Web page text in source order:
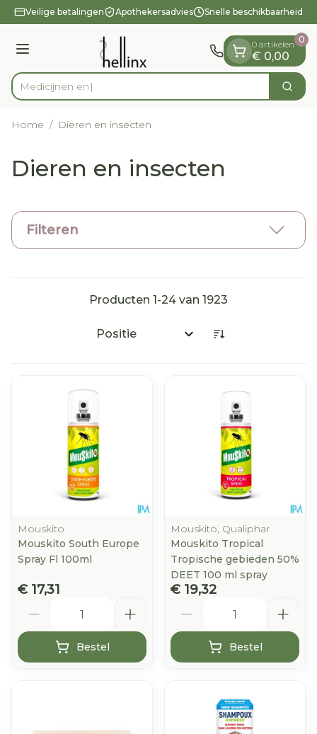
Ga naar de inhoud
1 van 1
Veilige betalingen Apothekersadvies Snelle beschikbaarheid
Menu
Product, merk, categorie... Zoek
0 artikelen
€ 0,00
0
Home / Dieren en insecten
Dieren en insecten
Filteren
Producten 1-24 van 1923
Sorteer op:
Mouskito
Mouskito South Europe
Spray Fl 100ml
€ 17,31
Bestel
Mouskito, Qualiphar
Mouskito Tropical
Tropische gebieden 50%
DEET 100 ml spray
€ 19,32
Bestel